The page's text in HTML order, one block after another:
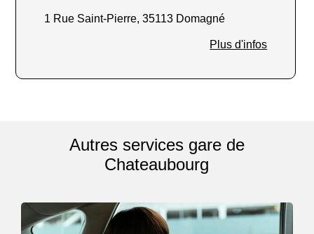
1 Rue Saint-Pierre, 35113 Domagné
Plus d'infos
Autres services gare de
Chateaubourg